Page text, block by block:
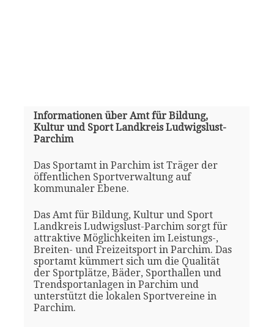
Informationen über Amt für Bildung,
Kultur und Sport Landkreis Ludwigslust-
Parchim
Das Sportamt in Parchim ist Träger der
öffentlichen Sportverwaltung auf
kommunaler Ebene.
Das Amt für Bildung, Kultur und Sport
Landkreis Ludwigslust-Parchim sorgt für
attraktive Möglichkeiten im Leistungs-,
Breiten- und Freizeitsport in Parchim. Das
sportamt kümmert sich um die Qualität
der Sportplätze, Bäder, Sporthallen und
Trendsportanlagen in Parchim und
unterstützt die lokalen Sportvereine in
Parchim.